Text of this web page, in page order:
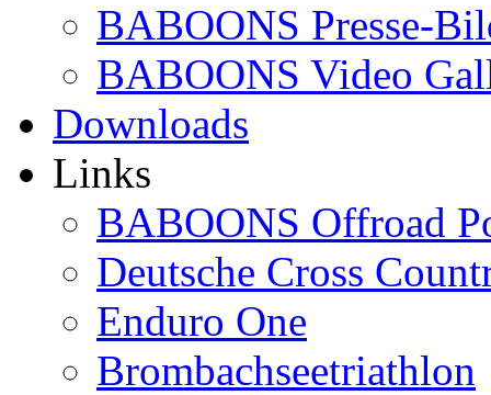
BABOONS Presse-
BABOONS Video
Downloads
Links
BABOONS Offroad
Deutsche Cross
Enduro One
Brombachseetriathlon